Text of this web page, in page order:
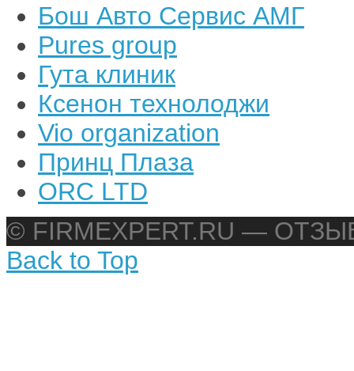
Бош Авто Сервис АМГ
Pures group
Гута клиник
Ксенон технолоджи
Vio organization
Принц Плаза
ORC LTD
© FIRMEXPERT.RU —
Back to Top